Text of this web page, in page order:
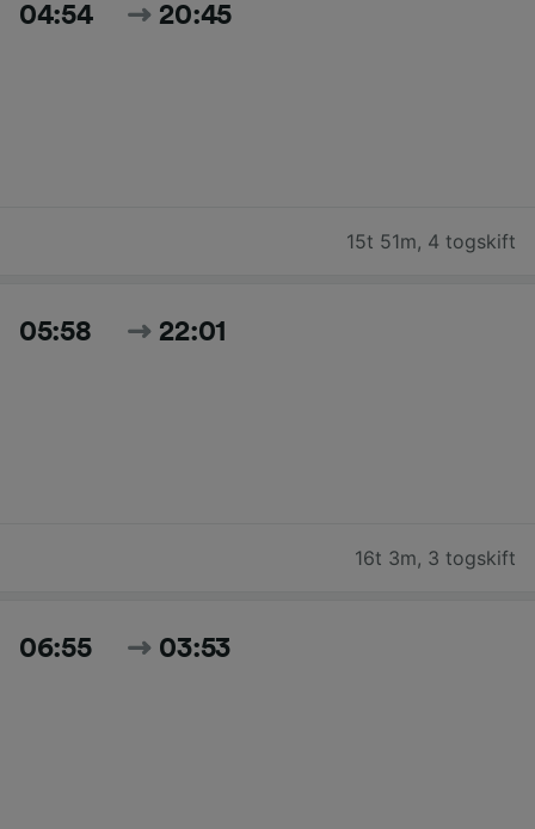
04:54 20:45
15t 51m, 4 togskift
05:58 22:01
16t 3m, 3 togskift
06:55 03:53